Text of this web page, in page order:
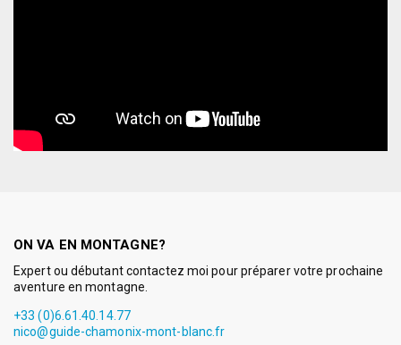
ON VA EN MONTAGNE?
Expert ou débutant contactez moi pour préparer votre prochaine
aventure en montagne.
+33 (0)6.61.40.14.77
nico@guide-chamonix-mont-blanc.fr